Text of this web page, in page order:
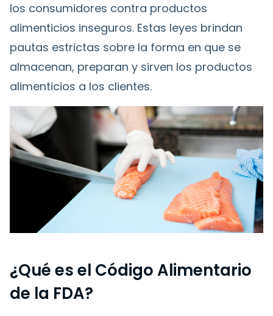
los consumidores contra productos
alimenticios inseguros. Estas leyes brindan
pautas estrictas sobre la forma en que se
almacenan, preparan y sirven los productos
alimenticios a los clientes.
¿Qué es el Código Alimentario
de la FDA?